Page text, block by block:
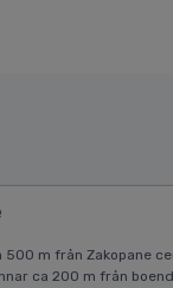
m från Zakopane
ca 200 m från